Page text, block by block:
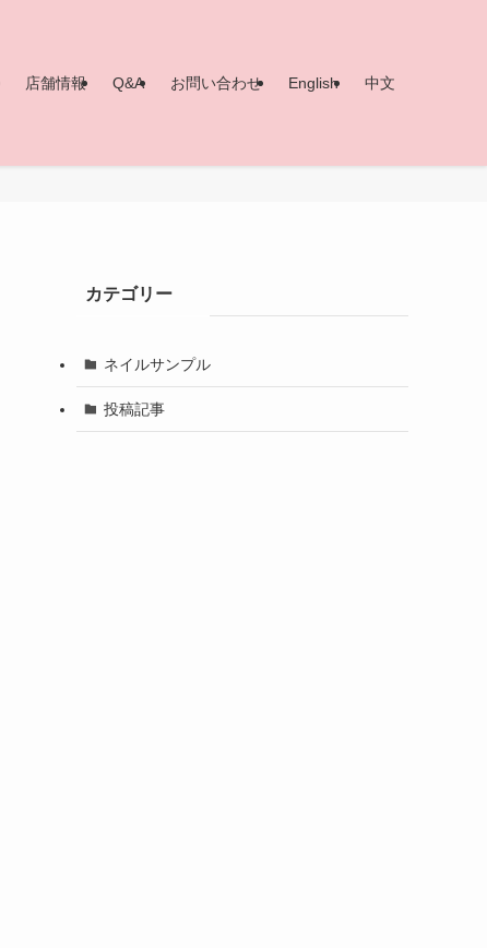
店舗情報 Q&A お問い合わせ English 中文
カテゴリー
ネイルサンプル
投稿記事